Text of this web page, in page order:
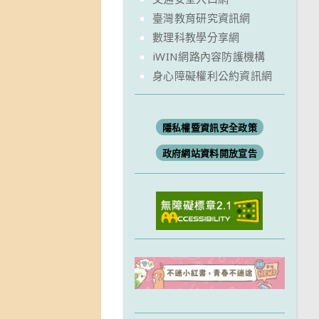
臺灣教育研究資訊網
數理科教學分享網
iWIN網路內容防護機構
身心障礙權利公約資訊網
隱私權暨資訊安全政策
政府網站資料開放宣告